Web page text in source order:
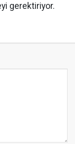
gerektiriyor.